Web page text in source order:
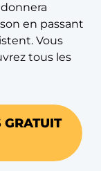
en passant
Vous
tous les